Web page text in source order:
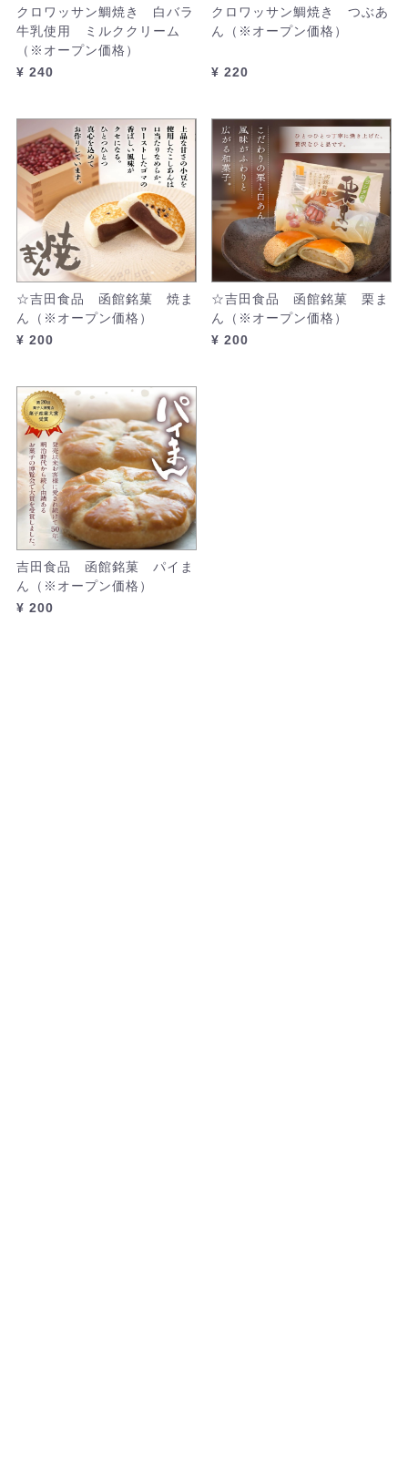
クロワッサン鯛焼き 白バラ
牛乳使用 ミルククリーム
（※オープン価格）
¥ 240
クロワッサン鯛焼き つぶあ
ん（※オープン価格）
¥ 220
☆吉田食品 函館銘菓 焼ま
ん（※オープン価格）
¥ 200
☆吉田食品 函館銘菓 栗ま
ん（※オープン価格）
¥ 200
吉田食品 函館銘菓 パイま
ん（※オープン価格）
¥ 200